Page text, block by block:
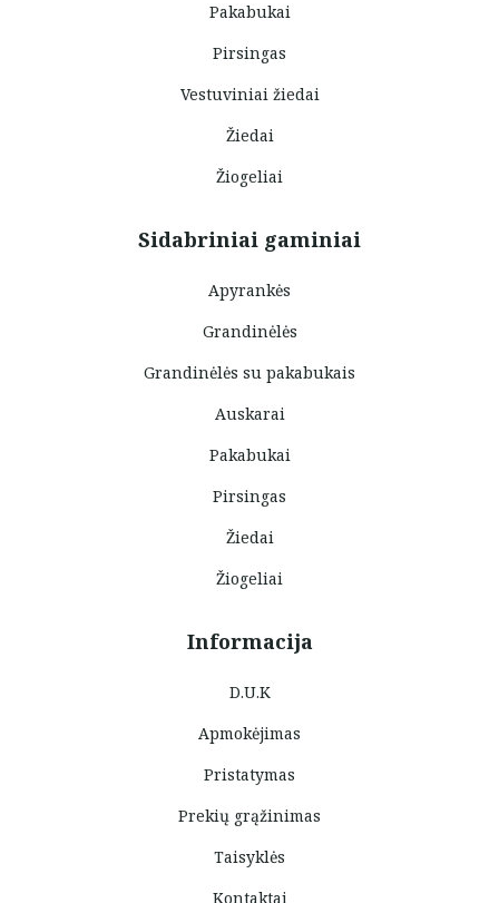
Pakabukai
Pirsingas
Vestuviniai žiedai
Žiedai
Žiogeliai
Sidabriniai gaminiai
Apyrankės
Grandinėlės
Grandinėlės su pakabukais
Auskarai
Pakabukai
Pirsingas
Žiedai
Žiogeliai
Informacija
D.U.K
Apmokėjimas
Pristatymas
Prekių grąžinimas
Taisyklės
Kontaktai